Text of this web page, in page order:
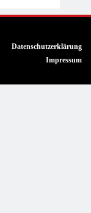
Datenschutzerklärung
Impressum